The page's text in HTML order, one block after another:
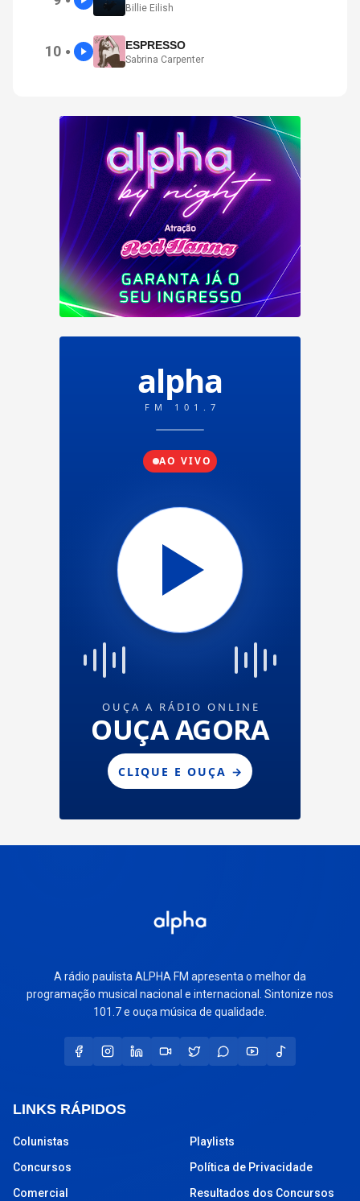
Billie Eilish
10 ● ESPRESSO
Sabrina Carpenter
A rádio paulista ALPHA FM apresenta o melhor da
programação musical nacional e internacional. Sintonize nos
101.7 e ouça música de qualidade.
LINKS RÁPIDOS
Colunistas
Concursos
Comercial
Playlists
Política de Privacidade
Resultados dos Concursos